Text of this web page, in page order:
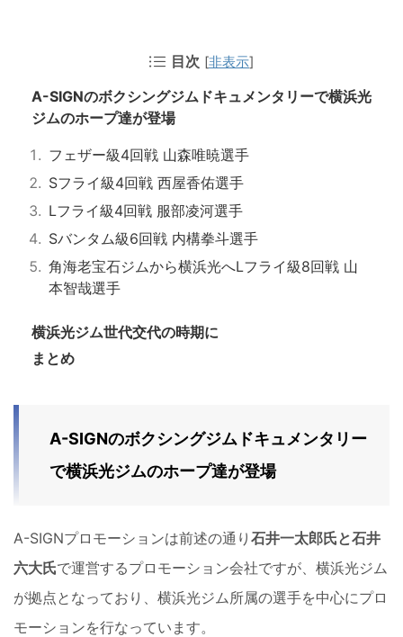
目次 [非表示]
A-SIGNのボクシングジムドキュメンタリーで横浜光
ジムのホープ達が登場
フェザー級4回戦 山森唯暁選手
Sフライ級4回戦 西屋香佑選手
Lフライ級4回戦 服部凌河選手
Sバンタム級6回戦 内構拳斗選手
角海老宝石ジムから横浜光へLフライ級8回戦 山
本智哉選手
横浜光ジム世代交代の時期に
まとめ
A-SIGNのボクシングジムドキュメンタリー
で横浜光ジムのホープ達が登場
A-SIGNプロモーションは前述の通り 石井一太郎氏と石井
六大氏で運営するプロモーション会社ですが、横浜光ジム
が拠点となっており、横浜光ジム所属の選手を中心にプロ
モーションを行なっています。